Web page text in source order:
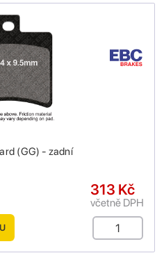
(GG) - zadní
313 Kč
včetně DPH